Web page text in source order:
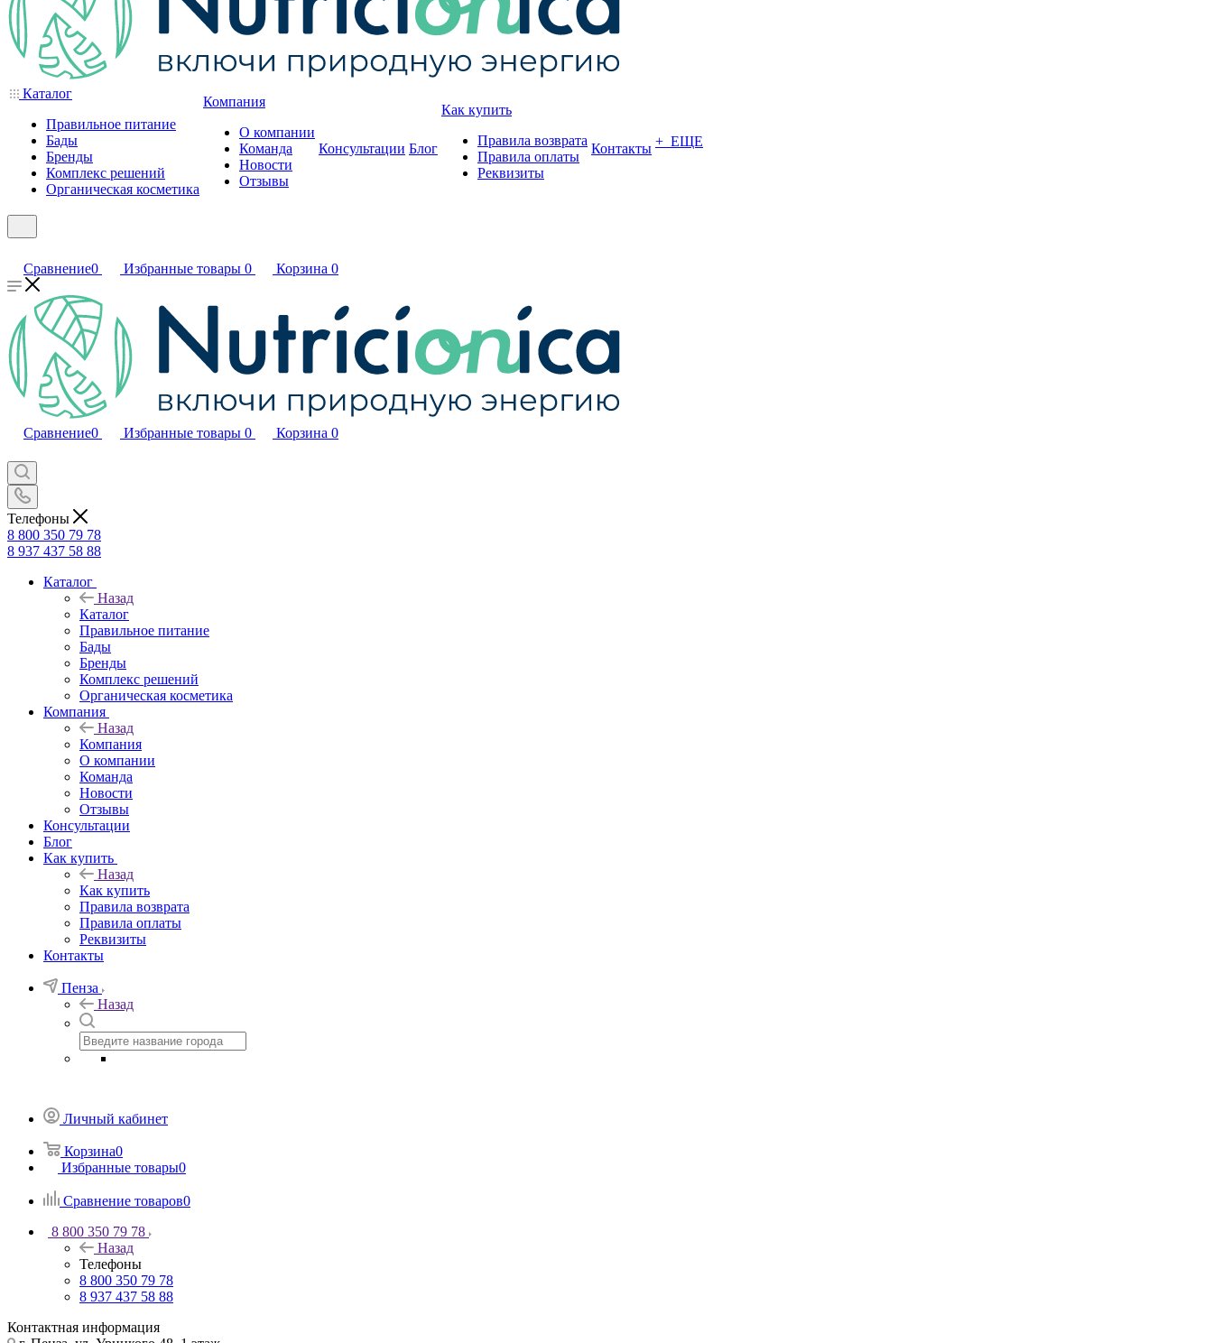
Каталог
Правильное питание
Бады
Бренды
Комплекс решений
Органическая косметика
Компания
О компании
Команда
Новости
Отзывы
Консультации Блог
Как купить
Правила возврата
Правила оплаты
Реквизиты
Контакты + ЕЩЕ
Сравнение0 Избранные товары 0 Корзина 0
Сравнение0 Избранные товары 0 Корзина 0
Телефоны
8 800 350 79 78
8 937 437 58 88
Каталог
Назад
Каталог
Правильное питание
Бады
Бренды
Комплекс решений
Органическая косметика
Компания
Назад
Компания
О компании
Команда
Новости
Отзывы
Консультации
Блог
Как купить
Назад
Как купить
Правила возврата
Правила оплаты
Реквизиты
Контакты
Пенза
Назад
Личный кабинет
Корзина0
Избранные товары0
Сравнение товаров0
8 800 350 79 78
Назад
Телефоны
8 800 350 79 78
8 937 437 58 88
Контактная информация